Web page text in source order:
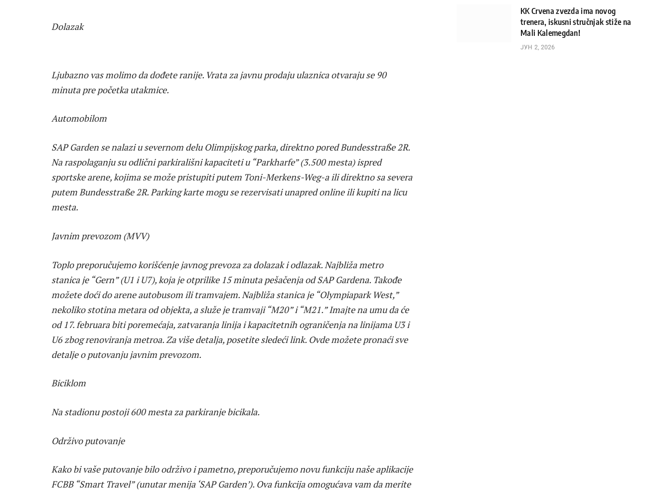
Dolazak
Ljubazno vas molimo da dođete ranije. Vrata za javnu prodaju ulaznica otvaraju se 90
minuta pre početka utakmice.
Automobilom
SAP Garden se nalazi u severnom delu Olimpijskog parka, direktno pored Bundesstraße 2R.
Na raspolaganju su odlični parkirališni kapaciteti u “Parkharfe” (3.500 mesta) ispred
sportske arene, kojima se može pristupiti putem Toni-Merkens-Weg-a ili direktno sa severa
putem Bundesstraße 2R. Parking karte mogu se rezervisati unapred online ili kupiti na licu
mesta.
Javnim prevozom (MVV)
Toplo preporučujemo korišćenje javnog prevoza za dolazak i odlazak. Najbliža metro
stanica je “Gern” (U1 i U7), koja je otprilike 15 minuta pešačenja od SAP Gardena. Takođe
možete doći do arene autobusom ili tramvajem. Najbliža stanica je “Olympiapark West,”
nekoliko stotina metara od objekta, a služe je tramvaji “M20” i “M21.” Imajte na umu da će
od 17. februara biti poremećaja, zatvaranja linija i kapacitetnih ograničenja na linijama U3 i
U6 zbog renoviranja metroa. Za više detalja, posetite sledeći link. Ovde možete pronaći sve
detalje o putovanju javnim prevozom.
Biciklom
Na stadionu postoji 600 mesta za parkiranje bicikala.
Održivo putovanje
Kako bi vaše putovanje bilo održivo i pametno, preporučujemo novu funkciju naše aplikacije
FCBB “Smart Travel” (unutar menija ‘SAP Garden’). Ova funkcija omogućava vam da merite
KK Crvena zvezda ima novog
trenera, iskusni stručnjak stiže na
Mali Kalemegdan!
ЈУН 2, 2026